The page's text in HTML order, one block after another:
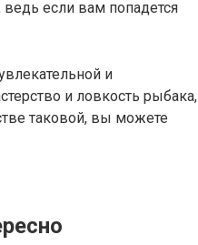
если вам попадется
и
и ловкость рыбака,
таковой, вы можете